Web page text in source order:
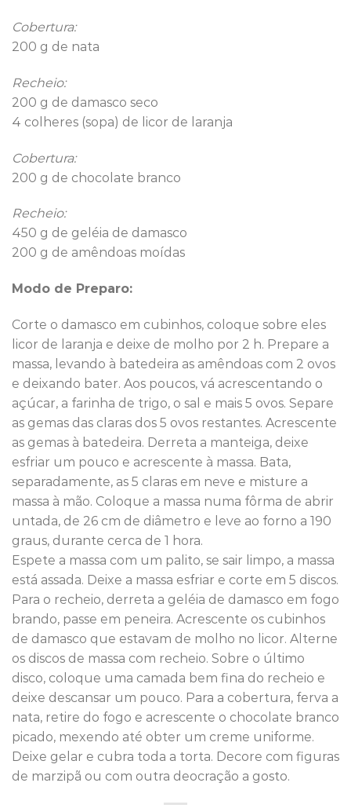
Cobertura:
200 g de nata
Recheio:
200 g de damasco seco
4 colheres (sopa) de licor de laranja
Cobertura:
200 g de chocolate branco
Recheio:
450 g de geléia de damasco
200 g de amêndoas moídas
Modo de Preparo:
Corte o damasco em cubinhos, coloque sobre eles
licor de laranja e deixe de molho por 2 h. Prepare a
massa, levando à batedeira as amêndoas com 2 ovos
e deixando bater. Aos poucos, vá acrescentando o
açúcar, a farinha de trigo, o sal e mais 5 ovos. Separe
as gemas das claras dos 5 ovos restantes. Acrescente
as gemas à batedeira. Derreta a manteiga, deixe
esfriar um pouco e acrescente à massa. Bata,
separadamente, as 5 claras em neve e misture a
massa à mão. Coloque a massa numa fôrma de abrir
untada, de 26 cm de diâmetro e leve ao forno a 190
graus, durante cerca de 1 hora.
Espete a massa com um palito, se sair limpo, a massa
está assada. Deixe a massa esfriar e corte em 5 discos.
Para o recheio, derreta a geléia de damasco em fogo
brando, passe em peneira. Acrescente os cubinhos
de damasco que estavam de molho no licor. Alterne
os discos de massa com recheio. Sobre o último
disco, coloque uma camada bem fina do recheio e
deixe descansar um pouco. Para a cobertura, ferva a
nata, retire do fogo e acrescente o chocolate branco
picado, mexendo até obter um creme uniforme.
Deixe gelar e cubra toda a torta. Decore com figuras
de marzipã ou com outra deocração a gosto.